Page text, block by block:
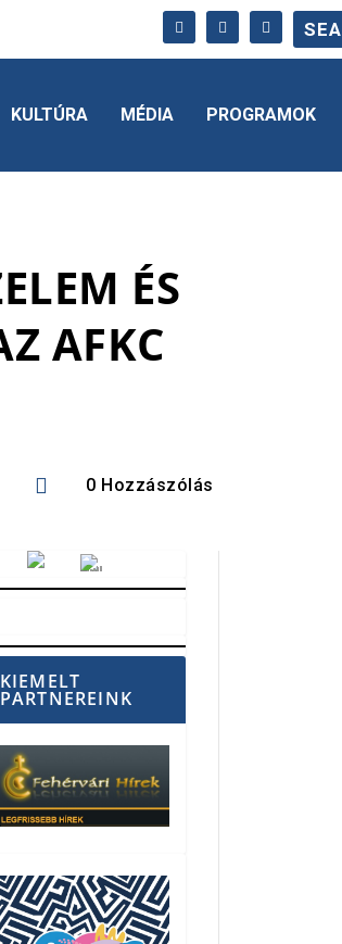
KULTÚRA MÉDIA PROGRAMOK
ÉS
AFKC
 0 Hozzászólás
KIEMELT
PARTNEREINK